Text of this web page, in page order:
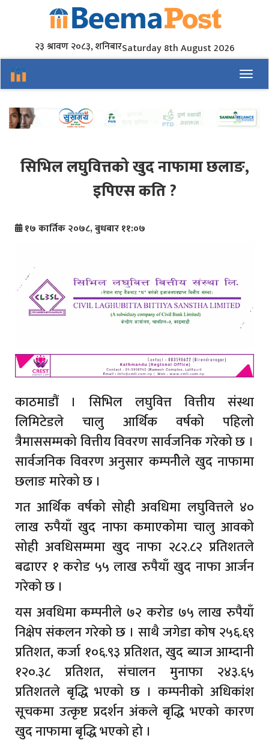
२३ श्रावण २०८३, शनिबारSaturday 8th August 2026
सिभिल लघुवित्तको खुद नाफामा छलाङ,
इपिएस कति ?
१७ कार्तिक २०७८, बुधबार ११:०७
काठमाडौं । सिभिल लघुवित्त वित्तीय संस्था
लिमिटेडले चालु आर्थिक वर्षको पहिलो
त्रैमाससम्मको वित्तीय विवरण सार्वजनिक गरेको छ ।
सार्वजनिक विवरण अनुसार कम्पनीेले खुद नाफामा
छलाङ मारेको छ ।
गत आर्थिक वर्षको सोही अवधिमा लघुवित्तले ४०
लाख रुपैयाँ खुद नाफा कमाएकोमा चालु आवको
सोही अवधिसम्ममा खुद नाफा २८२.८२ प्रतिशतले
बढाएर १ करोड ५५ लाख रुपैयाँ खुद नाफा आर्जन
गरेको छ ।
यस अवधिमा कम्पनीले ७२ करोड ७५ लाख रुपैयाँ
निक्षेप संकलन गरेको छ । साथै जगेडा कोष २५६.६९
प्रतिशत, कर्जा १०६.९३ प्रतिशत, खुद ब्याज आम्दानी
१२०.३८ प्रतिशत, संचालन मुनाफा २४३.६५
प्रतिशतले बृद्धि भएको छ । कम्पनीको अधिकांश
सूचकमा उत्कृष्ट प्रदर्शन अंकले बृद्धि भएको कारण
खुद नाफामा बृद्धि भएको हो ।